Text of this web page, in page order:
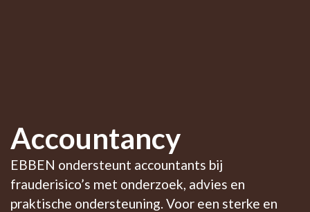
Accountancy
EBBEN ondersteunt accountants bij
frauderisico’s met onderzoek, advies en
praktische ondersteuning. Voor een sterke en